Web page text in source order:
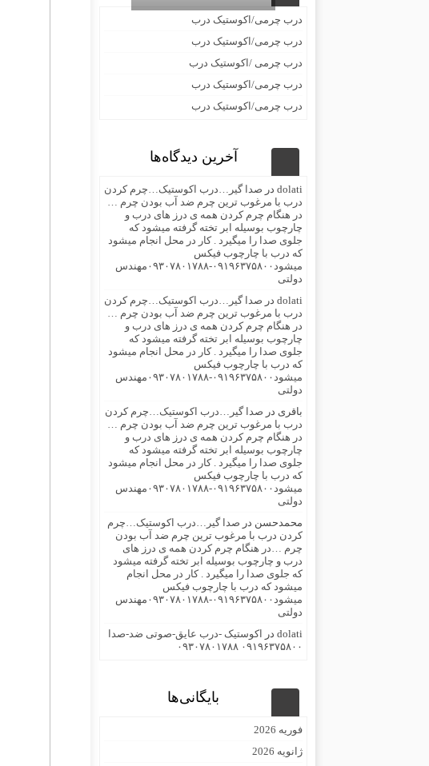
درب چرمی/اکوستیک درب
درب چرمی/اکوستیک درب
درب چرمی /اکوستیک درب
درب چرمی/اکوستیک درب
درب چرمی/اکوستیک درب
آخرین دیدگاه‌ها
dolati در صدا گیر…درب اکوستیک…چرم کردن
درب با مرغوب ترین چرم ضد آب بودن چرم …
در هنگام چرم کردن همه ی درز های درب و
چارچوب بوسیله ابر تخته گرفته میشود که
جلوی صدا را میگیرد . کار در محل انجام میشود
که درب با چارچوب فیکس
میشود۰۹۱۹۶۳۷۵۸۰۰-۰۹۳۰۷۸۰۱۷۸۸مهندس
دولتی
dolati در صدا گیر…درب اکوستیک…چرم کردن
درب با مرغوب ترین چرم ضد آب بودن چرم …
در هنگام چرم کردن همه ی درز های درب و
چارچوب بوسیله ابر تخته گرفته میشود که
جلوی صدا را میگیرد . کار در محل انجام میشود
که درب با چارچوب فیکس
میشود۰۹۱۹۶۳۷۵۸۰۰-۰۹۳۰۷۸۰۱۷۸۸مهندس
دولتی
باقری در صدا گیر…درب اکوستیک…چرم کردن
درب با مرغوب ترین چرم ضد آب بودن چرم …
در هنگام چرم کردن همه ی درز های درب و
چارچوب بوسیله ابر تخته گرفته میشود که
جلوی صدا را میگیرد . کار در محل انجام میشود
که درب با چارچوب فیکس
میشود۰۹۱۹۶۳۷۵۸۰۰-۰۹۳۰۷۸۰۱۷۸۸مهندس
دولتی
محمدحسن در صدا گیر…درب اکوستیک…چرم
کردن درب با مرغوب ترین چرم ضد آب بودن
چرم …در هنگام چرم کردن همه ی درز های
درب و چارچوب بوسیله ابر تخته گرفته میشود
که جلوی صدا را میگیرد . کار در محل انجام
میشود که درب با چارچوب فیکس
میشود۰۹۱۹۶۳۷۵۸۰۰-۰۹۳۰۷۸۰۱۷۸۸مهندس
دولتی
dolati در
اکوستیک -درب عایق-صوتی ضد-صدا
۰۹۱۹۶۳۷۵۸۰۰ ۰۹۳۰۷۸۰۱۷۸۸
بایگانی‌ها
فوریه 2026
ژانویه 2026